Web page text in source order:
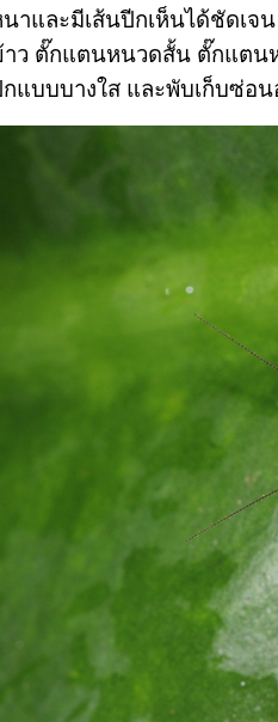
าและมีเส้นปีกเห็นได้ชัดเจ
ว ตั๊กแตนหนวดสั้น ตั๊กแตน
แบบบางใส และพับเก็บซ่อ